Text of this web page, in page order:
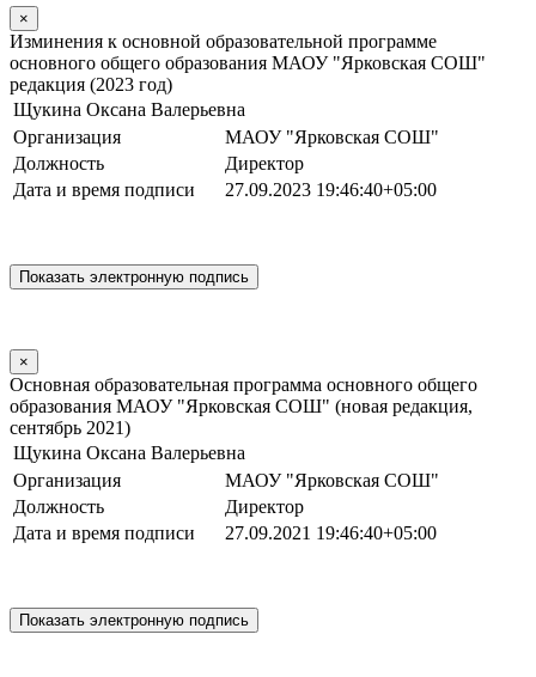
×
Изминения к основной образовательной программе
основного общего образования МАОУ "Ярковская СОШ"
редакция (2023 год)
Щукина Оксана Валерьевна
Организация
МАОУ "Ярковская СОШ"
Должность
Директор
Дата и время подписи
27.09.2023 19:46:40+05:00
×
Основная образовательная программа основного общего
образования МАОУ "Ярковская СОШ" (новая редакция,
сентябрь 2021)
Щукина Оксана Валерьевна
Организация
МАОУ "Ярковская СОШ"
Должность
Директор
Дата и время подписи
27.09.2021 19:46:40+05:00